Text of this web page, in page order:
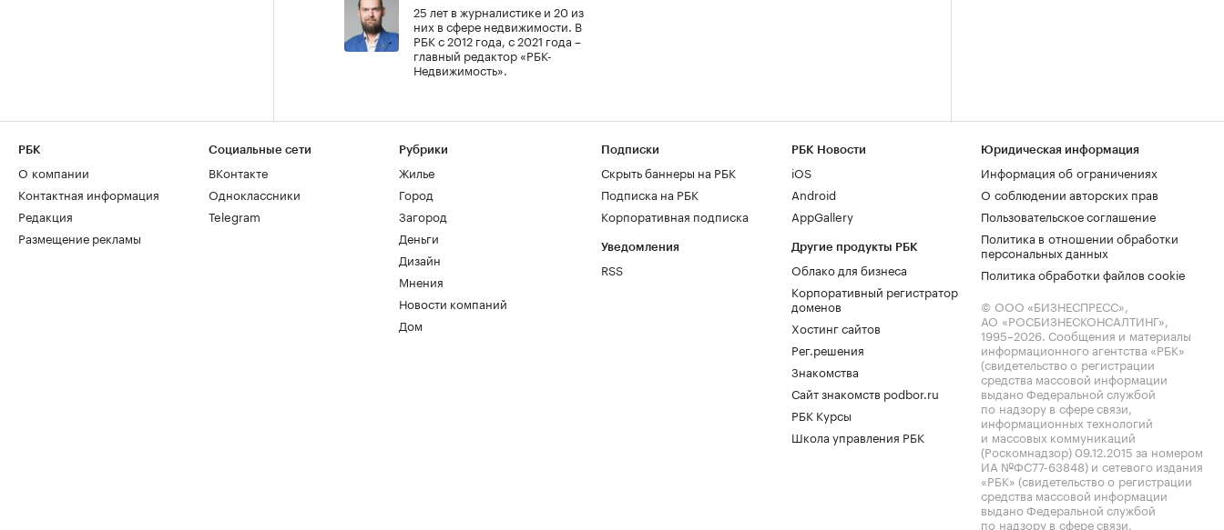
25 лет в журналистике и 20 из
них в сфере недвижимости. В
РБК с 2012 года, с 2021 года –
главный редактор «РБК-
Недвижимость».
РБК
О компании
Контактная информация
Редакция
Размещение рекламы
Социальные сети
ВКонтакте
Одноклассники
Telegram
Рубрики
Жилье
Город
Загород
Деньги
Дизайн
Мнения
Новости компаний
Дом
Подписки
Скрыть баннеры на РБК
Подписка на РБК
Корпоративная подписка
Уведомления
RSS
РБК Новости
iOS
Android
AppGallery
Другие продукты РБК
Облако для бизнеса
Корпоративный регистратор
доменов
Хостинг сайтов
Рег.решения
Знакомства
Сайт знакомств podbor.ru
РБК Курсы
Школа управления РБК
Юридическая информация
Информация об ограничениях
О соблюдении авторских прав
Пользовательское соглашение
Политика в отношении обработки
персональных данных
Политика обработки файлов cookie
© ООО «БИЗНЕСПРЕСС»,
АО «РОСБИЗНЕСКОНСАЛТИНГ»,
1995–2026. Сообщения и материалы
информационного агентства «РБК»
(свидетельство о регистрации
средства массовой информации
выдано Федеральной службой
по надзору в сфере связи,
информационных технологий
и массовых коммуникаций
(Роскомнадзор) 09.12.2015 за номером
ИА №ФС77-63848) и сетевого издания
«РБК» (свидетельство о регистрации
средства массовой информации
выдано Федеральной службой
по надзору в сфере связи,